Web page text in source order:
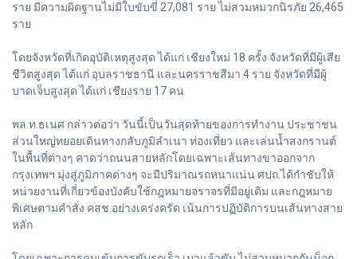
ราย มีความผิดฐานไม่มีใบขับขี่ 27,081 ราย ไม่สวมหมวกนิรภัย 26,465
ราย
โดยจังหวัดที่เกิดอุบัติเหตุสูงสุด ได้แก่ เชียงใหม่ 18 ครั้ง จังหวัดที่มีผู้เสีย
ชีวิตสูงสุด ได้แก่ อุบลราชธานี และนครราชสีมา 4 ราย จังหวัดที่มีผู้
บาดเจ็บสูงสุด ได้แก่ เชียงราย 17 คน
พล.ท.ธเนศ กล่าวต่อว่า วันนี้เป็นวันสุดท้ายของการทำงาน ประชาชน
ส่วนใหญ่ทยอยเดินทางกลับภูมิลำเนา ท่องเที่ยว และเล่นน้ำสงกรานต์
ในพื้นที่ต่างๆ คาดว่าถนนสายหลักโดยเฉพาะเส้นทางขาออกจาก
กรุงเทพฯ มุ่งสู่ภูมิภาคต่างๆ จะมีปริมาณรถหนาแน่น ศปถ.ได้กำชับให้
หน่วยงานที่เกี่ยวข้องบังคับใช้กฎหมายจราจรที่มีอยู่เดิม และกฎหมาย
พิเศษตามคำสั่ง คสช.อย่างเคร่งครัด เน้นการปฏิบัติการบนเส้นทางสาย
หลัก